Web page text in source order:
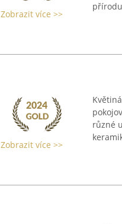
Zobrazit více >>
Zobrazit více >>
různé